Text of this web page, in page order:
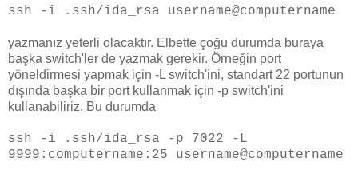
ssh -i .ssh/ida_rsa username@computername
yazmanız yeterli olacaktır. Elbette çoğu durumda buraya
başka switch'ler de yazmak gerekir. Örneğin port
yöneldirmesi yapmak için -L switch'ini, standart 22 portunun
dışında başka bir port kullanmak için -p switch'ini
kullanabiliriz. Bu durumda
ssh -i .ssh/ida_rsa -p 7022 -L
9999:computername:25 username@computername